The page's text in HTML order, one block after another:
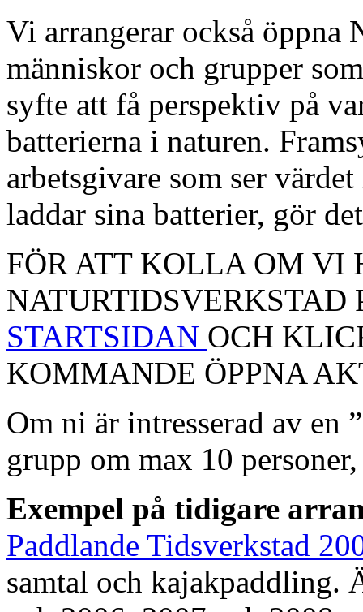
Vi arrangerar också öppna
människor och grupper
syfte att få perspektiv på
batterierna i naturen.
arbetsgivare som ser
laddar sina batterier, gör
FÖR ATT KOLLA OM VI
NATURTIDSVERKSTAD
STARTSIDAN OCH
KOMMANDE ÖPPNA
Om ni är intresserad av en
grupp om max 10
Exempel på tidigare
Paddlande Tidsverkstad
samtal och kajakpaddling.